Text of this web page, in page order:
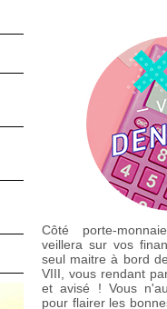
Côté porte-
veillera sur vos
seul maitre à bord
VIII, vous rendant
et avisé ! Vous
pour flairer les